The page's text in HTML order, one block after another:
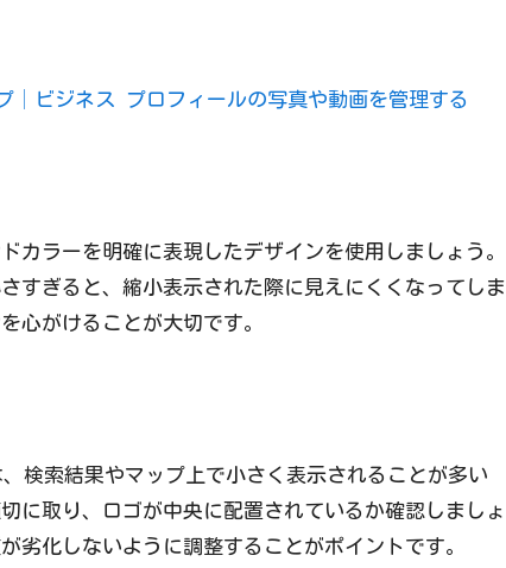
│ビジネス プロフィールの写真や動画を管理する
カラーを明確に表現したデザインを使用しましょう。
すぎると、縮小表示された際に見えにくくなってしま
心がけることが大切です。
検索結果やマップ上で小さく表示されることが多い
に取り、ロゴが中央に配置されているか確認しましょ
劣化しないように調整することがポイントです。